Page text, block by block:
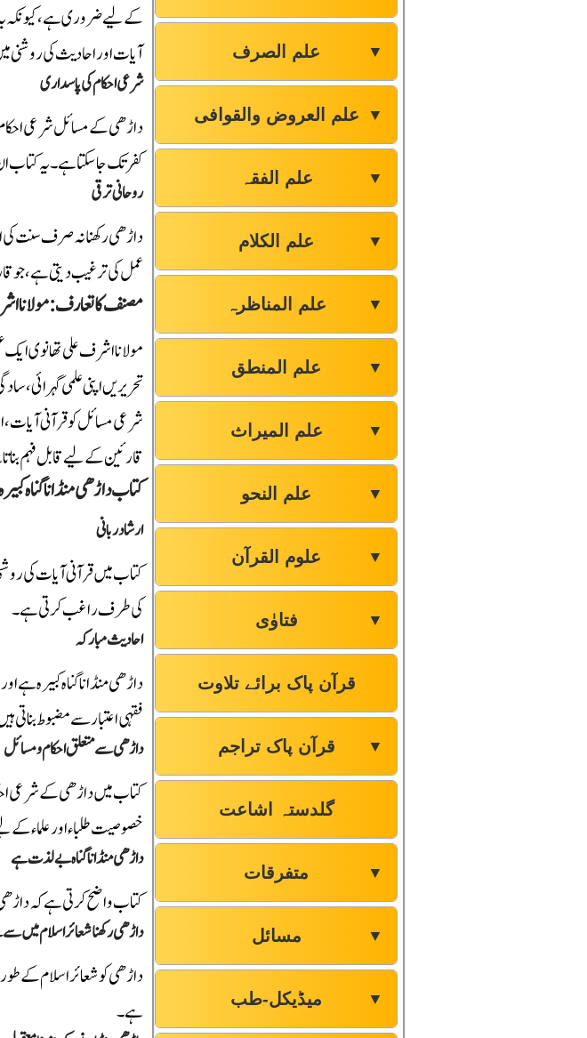
کے لیے ضروری ہے، کیونکہ یہ
آیات اور احادیث کی روشنی
شرعی احکام کی پاسداری
داڑھی کے مسائل شرعی
کفر تک جا سکتا ہے۔ یہ کتاب
روحانی ترقی
داڑھی رکھنا نہ صرف سنت کی
عمل کی ترغیب دیتی ہے، جو
مصنف کا تعارف: مولانا
مولانا اشرف علی تھانوی
تحریریں اپنی علمی گہرائی،
شرعی مسائل کو قرآنی آیات،
قارئین کے لیے قابل فہم
کتاب داڑھی منڈانا گناہ
ارشاد ربانی
کتاب میں قرآنی آیات کی
کی طرف راغب کرتی ہے۔
احادیث مبارکہ
داڑھی منڈانا گناہ کبیرہ ہے
فقہی اعتبار سے مضبوط بناتی
داڑھی سے متعلق احکام و مسائل
کتاب میں داڑھی کے شرعی
خصوصیت طلباء اور علماء
داڑھی منڈانا گناہ بے لذت ہے
کتاب واضح کرتی ہے کہ
داڑھی رکھنا شعائر اسلام میں
داڑھی کو شعائر اسلام کے
ہے۔
علم الصرف ▼
علم العروض والقوافی ▼
علم الفقہ ▼
علم الکلام ▼
علم المناظرہ ▼
علم المنطق ▼
علم المیراث ▼
علم النحو ▼
علوم القرآن ▼
فتاوٰی ▼
قرآن پاک برائے تلاوت
قرآن پاک تراجم ▼
گلدستہ اشاعت
متفرقات ▼
مسائل ▼
میڈیکل-طب ▼